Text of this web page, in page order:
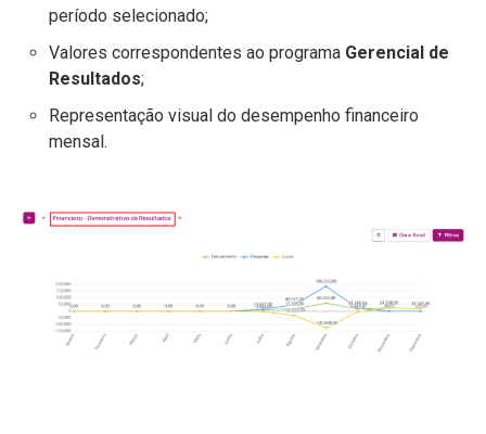
período selecionado;
Valores correspondentes ao programa Gerencial de
Resultados;
Representação visual do desempenho financeiro
mensal.